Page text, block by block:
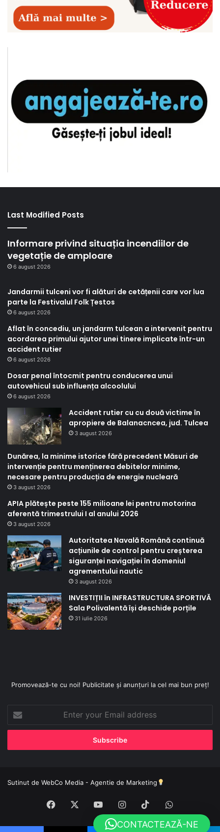
Last Modified Posts
Informare privind situația incendiilor de
vegetație de amploare
6 august 2026
Jandarmii tulceni vor fi alături de cetățenii care vor lua
parte la Festivalul Folk Țestos
6 august 2026
Aflat în concediu, un jandarm tulcean a intervenit pentru
acordarea primului ajutor unei tinere implicate într-un
accident rutier
6 august 2026
Dosar penal întocmit pentru conducerea unui
autovehicul sub influența alcoolului
6 august 2026
Accident rutier cu cu două victime în
apropiere de Balanacncea, jud. Tulcea
3 august 2026
Dunărea, la minime istorice fără precedent Măsuri de
intervenție pentru menținerea debitelor minime,
necesare pentru producția de energie nucleară
3 august 2026
APIA plătește peste 155 milioane lei pentru motorina
aferentă trimestrului I al anului 2026
3 august 2026
Autoritatea Navală Română continuă
acțiunile de control pentru creșterea
siguranței navigației în domeniul
agrementului nautic
3 august 2026
INVESTIȚII în INFRASTRUCTURA SPORTIVĂ
Sala Polivalentă își deschide porțile
31 iulie 2026
Promovează-te cu noi! Publicitate și anunțuri la cel mai bun preț!
your
Email
Sutinut de WebCo Media - Agentie de Marketing
Facebook YouTubeInstagram
TikTokWhatsApp
CONTACTEAZĂ-NE